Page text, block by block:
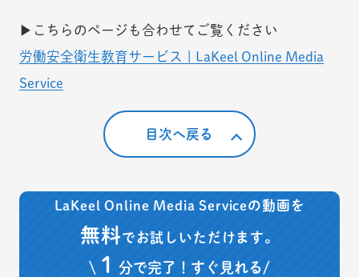
▶こちらのページも合わせてご覧ください
労働安全衛生教育サービス | LaKeel Online Media
Service
目次へ戻る
LaKeel Online Media Serviceの動画を
無料でお試しいただけます。
\ １ 分で完了！すぐ見れる/